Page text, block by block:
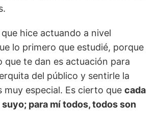
hice actuando a nivel
lo primero que estudié, porque
que te dan es actuación para
del público y sentirle la
muy especial. Es cierto que cada
para mí todos, todos son